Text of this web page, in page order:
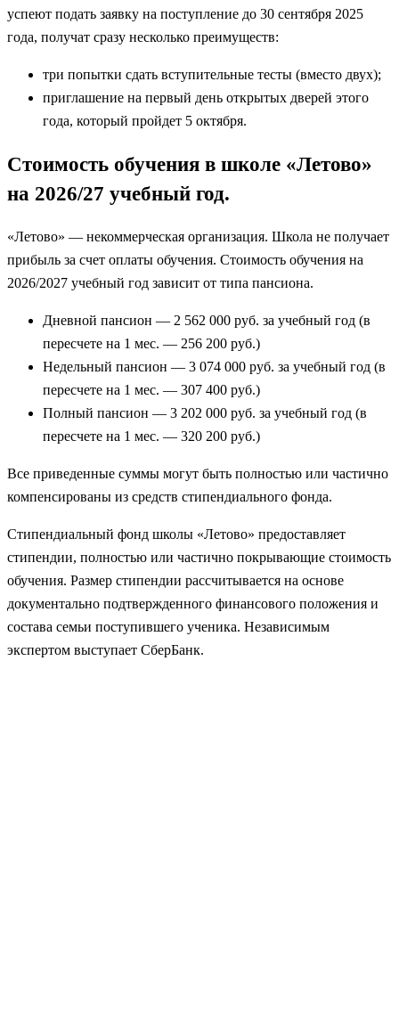
успеют подать заявку на поступление до 30 сентября 2025
года, получат сразу несколько преимуществ:
три попытки сдать вступительные тесты (вместо двух);
приглашение на первый день открытых дверей этого
года, который пройдет 5 октября.
Стоимость обучения в школе «Летово»
на 2026/27 учебный год.
«Летово» — некоммерческая организация. Школа не получает
прибыль за счет оплаты обучения. Стоимость обучения на
2026/2027 учебный год зависит от типа пансиона.
Дневной пансион — 2 562 000 руб. за учебный год (в
пересчете на 1 мес. — 256 200 руб.)
Недельный пансион — 3 074 000 руб. за учебный год (в
пересчете на 1 мес. — 307 400 руб.)
Полный пансион — 3 202 000 руб. за учебный год (в
пересчете на 1 мес. — 320 200 руб.)
Все приведенные суммы могут быть полностью или частично
компенсированы из средств стипендиального фонда.
Стипендиальный фонд школы «Летово» предоставляет
стипендии, полностью или частично покрывающие стоимость
обучения. Размер стипендии рассчитывается на основе
документально подтвержденного финансового положения и
состава семьи поступившего ученика. Независимым
экспертом выступает СберБанк.